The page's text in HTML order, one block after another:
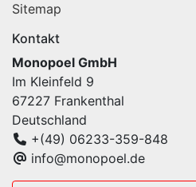
Sitemap
Kontakt
Monopoel GmbH
Im Kleinfeld 9
67227 Frankenthal
Deutschland
+(49) 06233-359-848
info@monopoel.de